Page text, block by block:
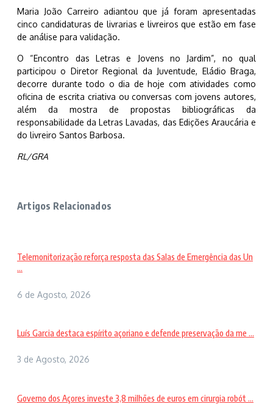
Maria João Carreiro adiantou que já foram apresentadas
cinco candidaturas de livrarias e livreiros que estão em fase
de análise para validação.
O “Encontro das Letras e Jovens no Jardim”, no qual
participou o Diretor Regional da Juventude, Eládio Braga,
decorre durante todo o dia de hoje com atividades como
oficina de escrita criativa ou conversas com jovens autores,
além da mostra de propostas bibliográficas da
responsabilidade da Letras Lavadas, das Edições Araucária e
do livreiro Santos Barbosa.
RL/GRA
Artigos Relacionados
Telemonitorização reforça resposta das Salas de Emergência das Un
...
6 de Agosto, 2026
Luís Garcia destaca espírito açoriano e defende preservação da me ...
3 de Agosto, 2026
Governo dos Açores investe 3,8 milhões de euros em cirurgia robót ...